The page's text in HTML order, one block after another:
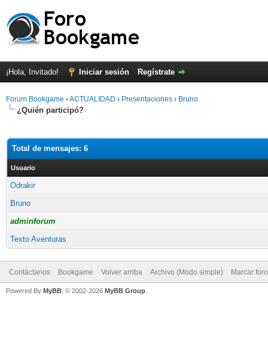
¡Hola, Invitado! Iniciar sesión Regístrate
Forum Bookgame ›ACTUALIDAD › Presentaciones › Bruno
¿Quién participó?
Total de mensajes: 6
Usuario
Odrakir
Bruno
adminforum
Texto Aventuras
Contáctanos Bookgame Volver arriba Archivo (Modo simple) Marcar
Powered By MyBB , © 2002-2026 MyBB Group